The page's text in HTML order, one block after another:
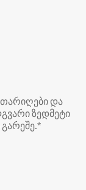
თარიღები და
ზედმეტი